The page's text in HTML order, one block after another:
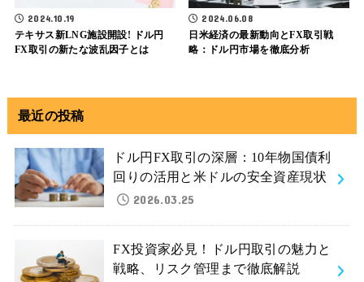
2024.10.19
テキサス新LNG施設開設! ドル円
FX取引の新たな波乱因子とは
2024.06.08
日米経済の最新動向とFX取引戦
略：ドル円市場を徹底分析
最近の投稿
ドル円FX取引の深層：10年物国債利
回りの活用と米ドルの安全資産現状
2026.03.25
FX投資家必見！ドル円取引の魅力と
戦略、リスク管理まで徹底解説